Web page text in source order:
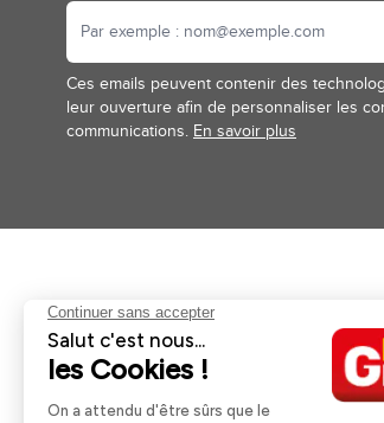
Ces emails peuvent contenir des
leur ouverture afin de personnaliser les
communications. En savoir plus
Aides et informations
Retour et remboursement
Nos guides d'achat